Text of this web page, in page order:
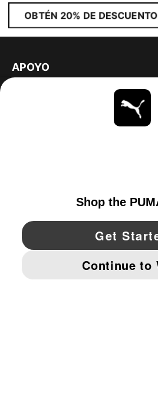
OBTÉN 20% DE DESCUENTO
APOYO
YouTube Twitter Pinterest